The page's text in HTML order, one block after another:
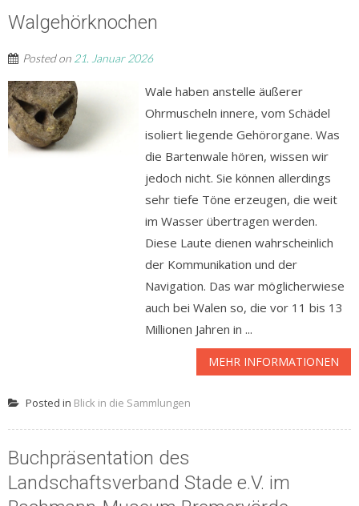
Walgehörknochen
Posted on 21. Januar 2026
Wale haben anstelle äußerer
Ohrmuscheln innere, vom Schädel
isoliert liegende Gehörorgane. Was
die Bartenwale hören, wissen wir
jedoch nicht. Sie können allerdings
sehr tiefe Töne erzeugen, die weit
im Wasser übertragen werden.
Diese Laute dienen wahrscheinlich
der Kommunikation und der
Navigation. Das war möglicherwiese
auch bei Walen so, die vor 11 bis 13
Millionen Jahren in ...
MEHR INFORMATIONEN
Posted in Blick in die Sammlungen
Buchpräsentation des
Landschaftsverband Stade e.V. im